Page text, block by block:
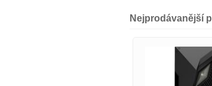
Nejprodávanější